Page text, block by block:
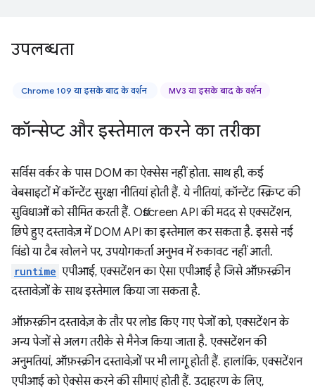
उपलब्धता
Chrome 109 या इसके बाद के वर्शन MV3 या इसके बाद के वर्शन
कॉन्सेप्ट और इस्तेमाल करने का तरीका
सर्विस वर्कर के पास DOM का ऐक्सेस नहीं होता. साथ ही, कई
वेबसाइटों में कॉन्टेंट सुरक्षा नीतियां होती हैं. ये नीतियां, कॉन्टेंट स्क्रिप्ट की
सुविधाओं को सीमित करती हैं. Offscreen API की मदद से एक्सटेंशन,
छिपे हुए दस्तावेज़ में DOM API का इस्तेमाल कर सकता है. इससे नई
विंडो या टैब खोलने पर, उपयोगकर्ता अनुभव में रुकावट नहीं आती.
runtime एपीआई, एक्सटेंशन का ऐसा एपीआई है जिसे ऑफ़स्क्रीन
दस्तावेज़ों के साथ इस्तेमाल किया जा सकता है.
ऑफ़स्क्रीन दस्तावेज़ के तौर पर लोड किए गए पेजों को, एक्सटेंशन के
अन्य पेजों से अलग तरीके से मैनेज किया जाता है. एक्सटेंशन की
अनुमतियां, ऑफ़स्क्रीन दस्तावेज़ों पर भी लागू होती हैं. हालांकि, एक्सटेंशन
एपीआई को ऐक्सेस करने की सीमाएं होती हैं. उदाहरण के लिए,